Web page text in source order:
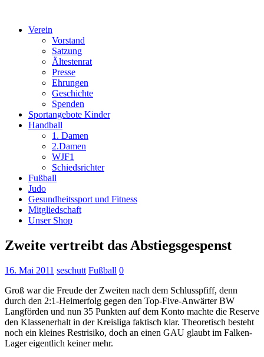
Verein
Vorstand
Satzung
Ältestenrat
Presse
Ehrungen
Geschichte
Spenden
Sportangebote Kinder
Handball
1. Damen
2.Damen
WJF1
Schiedsrichter
Fußball
Judo
Gesundheitssport und Fitness
Mitgliedschaft
Unser Shop
Zweite vertreibt das Abstiegsgespenst
16. Mai 2011 seschutt Fußball 0
Groß war die Freude der Zweiten nach dem Schlusspfiff, denn
durch den 2:1-Heimerfolg gegen den Top-Five-Anwärter BW
Langförden und nun 35 Punkten auf dem Konto machte die Reserve
den Klassenerhalt in der Kreisliga faktisch klar. Theoretisch besteht
noch ein kleines Restrisiko, doch an einen GAU glaubt im Falken-
Lager eigentlich keiner mehr.